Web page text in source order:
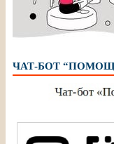
ЧАТ-БОТ